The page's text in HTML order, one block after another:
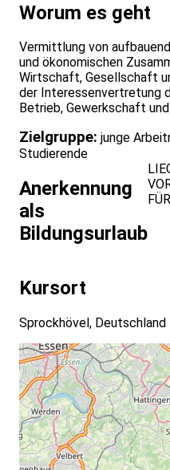
Worum es geht
Vermittlung von
und ökonomischen
Wirtschaft, Gesellschaft
der Interessenvertretung
Betrieb, Gewerkschaft
Zielgruppe: junge
Studierende
Anerkennung
als
Bildungsurlaub
FÜR
Kursort
Sprockhövel, Deutschland